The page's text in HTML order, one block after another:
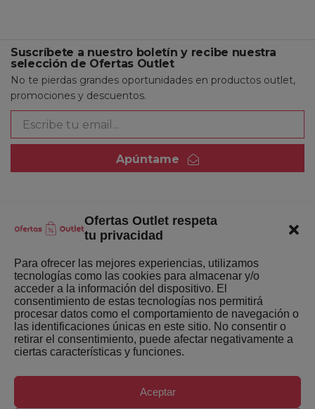
Ofertas Outlet respeta
tu privacidad
Para ofrecer las mejores experiencias, utilizamos
tecnologías como las cookies para almacenar y/o
acceder a la información del dispositivo. El
consentimiento de estas tecnologías nos permitirá
procesar datos como el comportamiento de navegación o
las identificaciones únicas en este sitio. No consentir o
retirar el consentimiento, puede afectar negativamente a
ciertas características y funciones.
Aceptar
Suscríbete a nuestro boletín y recibe nuestra
selección de Ofertas Outlet
No te pierdas grandes oportunidades en productos outlet,
promociones y descuentos.
Apúntame
Quienes somos
Últimas Novedades
Mejores ofertas de la semana